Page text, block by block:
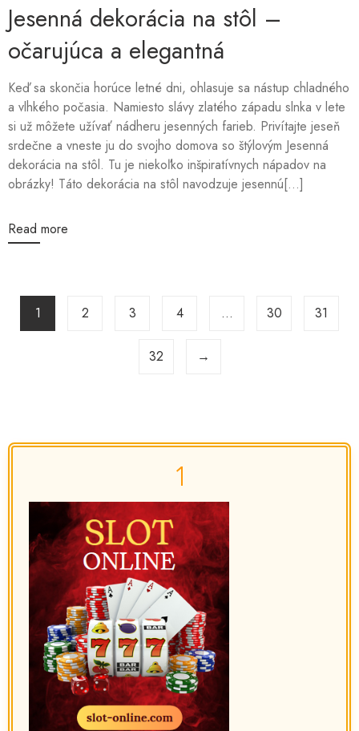
Jesenná dekorácia na stôl –
očarujúca a elegantná
Keď sa skončia horúce letné dni, ohlasuje sa nástup chladného
a vlhkého počasia. Namiesto slávy zlatého západu slnka v lete
si už môžete užívať nádheru jesenných farieb. Privítajte jeseň
srdečne a vneste ju do svojho domova so štýlovým Jesenná
dekorácia na stôl. Tu je niekoľko inšpiratívnych nápadov na
obrázky! Táto dekorácia na stôl navodzuje jesennú[...]
Read more
1 2 3 4 … 30 31
32 →